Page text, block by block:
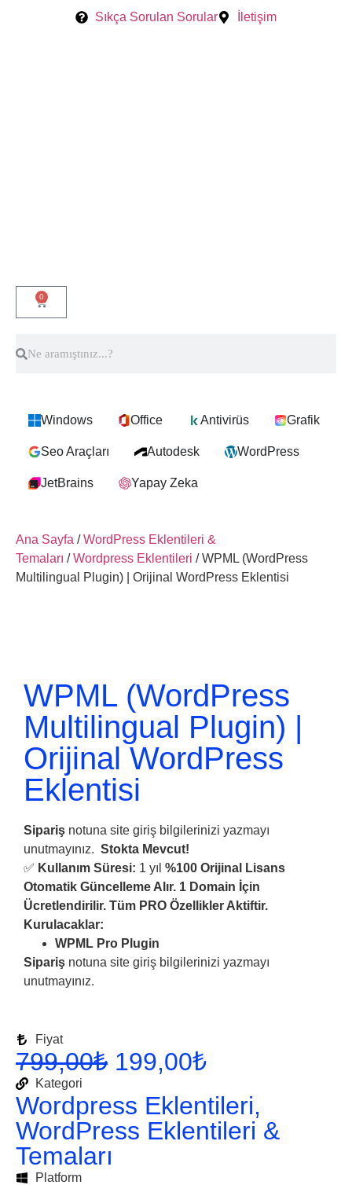
Sıkça Sorulan Sorular İletişim
0
Windows Office Antivirüs Grafik
Seo Araçları Autodesk WordPress
JetBrains Yapay Zeka
Ana Sayfa /WordPress Eklentileri &
Temaları /Wordpress Eklentileri / WPML (WordPress
Multilingual Plugin) | Orijinal WordPress Eklentisi
WPML (WordPress
Multilingual Plugin) |
Orijinal WordPress
Eklentisi
Sipariş notuna site giriş bilgilerinizi yazmayı
unutmayınız. Stokta Mevcut!
✅ Kullanım Süresi: 1 yıl %100 Orijinal Lisans
Otomatik Güncelleme Alır. 1 Domain İçin
Ücretlendirilir. Tüm PRO Özellikler Aktiftir.
Kurulacaklar:
WPML Pro Plugin
Sipariş notuna site giriş bilgilerinizi yazmayı
unutmayınız.
Fiyat
799,00₺ 199,00₺
Kategori
Wordpress Eklentileri,
WordPress Eklentileri &
Temaları
Platform